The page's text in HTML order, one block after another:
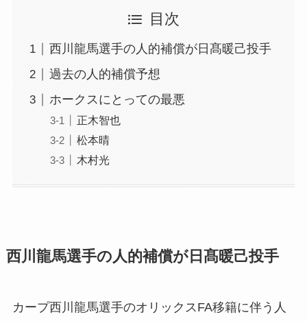
目次
西川龍馬選手の人的補償が日髙暖己投手
過去の人的補償予想
ホークスにとっての最悪
正木智也
松本晴
木村光
西川龍馬選手の人的補償が日髙暖己投手
カープ西川龍馬選手のオリックスFA移籍に伴う人